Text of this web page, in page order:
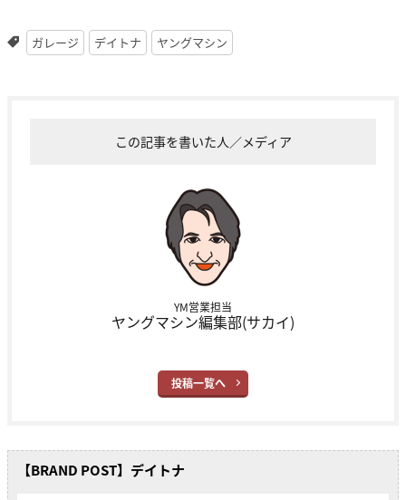
ガレージ デイトナ ヤングマシン
この記事を書いた人／メディア
YM営業担当
ヤングマシン編集部(サカイ)
投稿一覧へ
【BRAND POST】デイトナ